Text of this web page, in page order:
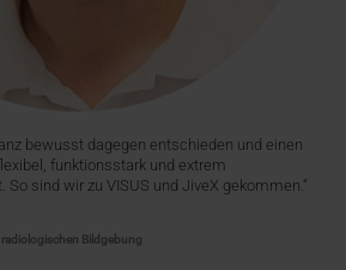
bewusst dagegen entschieden und einen
funktionsstark und extrem
sind wir zu VISUS und JiveX gekommen.“
radiologischen Bildgebung